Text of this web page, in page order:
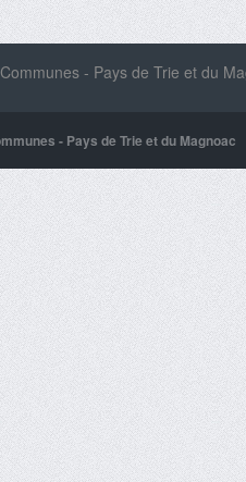
- Pays de Trie et du
- Pays de Trie et du Magnoac